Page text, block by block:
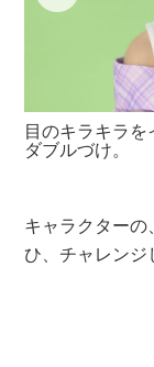
目のキラキラ
ダブルづけ。
キャラクター
ひ、チャレンジ